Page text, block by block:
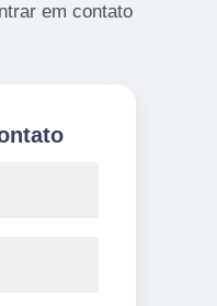
em contato